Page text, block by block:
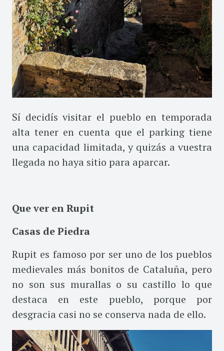
Sí decidís visitar el pueblo en temporada
alta tener en cuenta que el parking tiene
una capacidad limitada, y quizás a vuestra
llegada no haya sitio para aparcar.
Que ver en Rupit
Casas de Piedra
Rupit es famoso por ser uno de los pueblos
medievales más bonitos de Cataluña, pero
no son sus murallas o su castillo lo que
destaca en este pueblo, porque por
desgracia casi no se conserva nada de ello.